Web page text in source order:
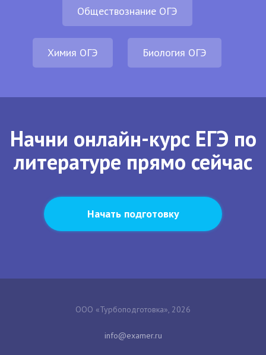
Обществознание ОГЭ
Химия ОГЭ Биология ОГЭ
Начни онлайн-курс ЕГЭ по
литературе прямо сейчас
Начать подготовку
ООО «Турбоподготовка», 2026